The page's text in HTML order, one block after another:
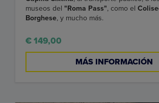
museos del "Roma Pass", como el
Borghese, y mucho más.
€ 149,00
MÁS INFORMACIÓN